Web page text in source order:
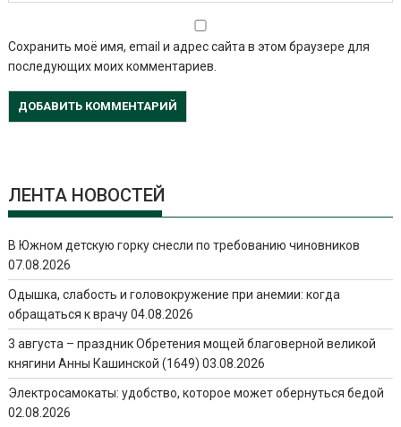
Сохранить моё имя, email и адрес сайта в этом браузере для
последующих моих комментариев.
ЛЕНТА НОВОСТЕЙ
В Южном детскую горку снесли по требованию чиновников
07.08.2026
Одышка, слабость и головокружение при анемии: когда
обращаться к врачу 04.08.2026
3 августа – праздник Обретения мощей благоверной великой
княгини Анны Кашинской (1649) 03.08.2026
Электросамокаты: удобство, которое может обернуться бедой
02.08.2026